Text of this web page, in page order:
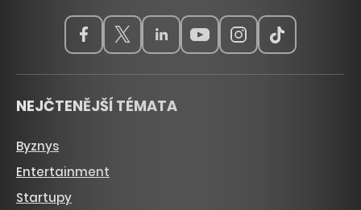
NEJČTENĚJŠÍ TÉMATA
Byznys
Entertainment
Startupy